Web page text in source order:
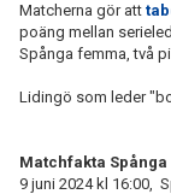
Matcherna gör att
poäng mellan
Spånga femma, två
Lidingö som leder
Matchfakta
9 juni 2024 kl 16:00,